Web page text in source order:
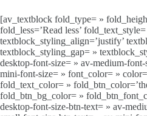
[av_textblock fold_type= »
fold_less=’Read less’
textblock_styling_align=’justify’
textblock_styling_gap= »
desktop-font-size= » av-medium-
mini-font-size= » font_color= »
fold_text_color= »
fold_btn_bg_color= »
desktop-font-size-btn-text= » av-